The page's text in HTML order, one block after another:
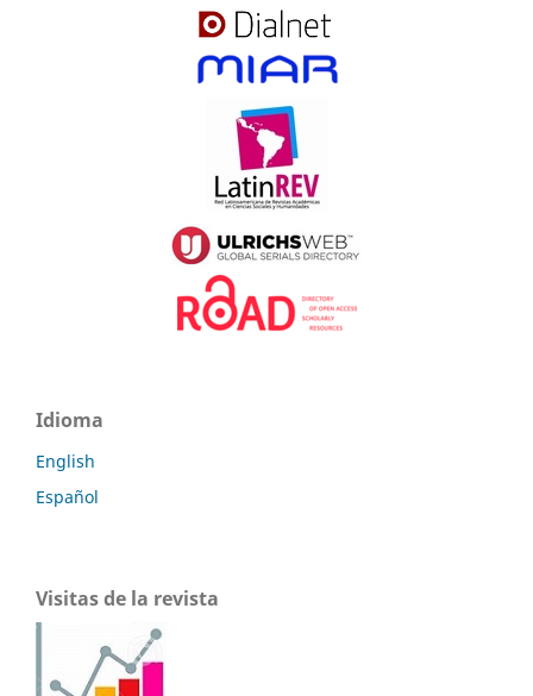
Idioma
English
Español
Visitas de la revista